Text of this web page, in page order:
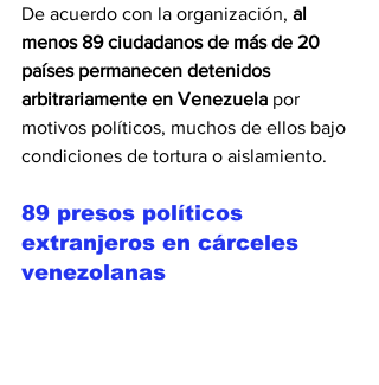
De acuerdo con la organización, al
menos 89 ciudadanos de más de 20
países permanecen detenidos
arbitrariamente en Venezuela por
motivos políticos, muchos de ellos bajo
condiciones de tortura o aislamiento.
89 presos políticos
extranjeros en cárceles
venezolanas